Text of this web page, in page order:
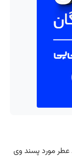
عطر مورد پسند وی